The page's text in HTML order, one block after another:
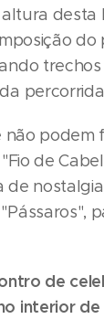
desta
do
não
de
de
interior de